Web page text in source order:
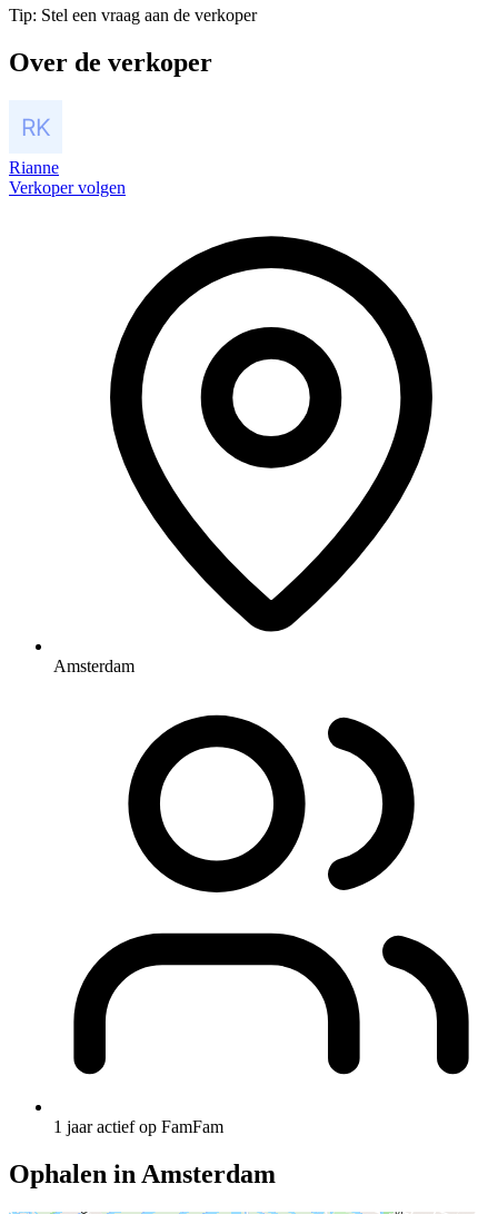
Tip: Stel een vraag aan de verkoper
Over de verkoper
Rianne
Verkoper volgen
Amsterdam
1 jaar actief op FamFam
Ophalen in Amsterdam